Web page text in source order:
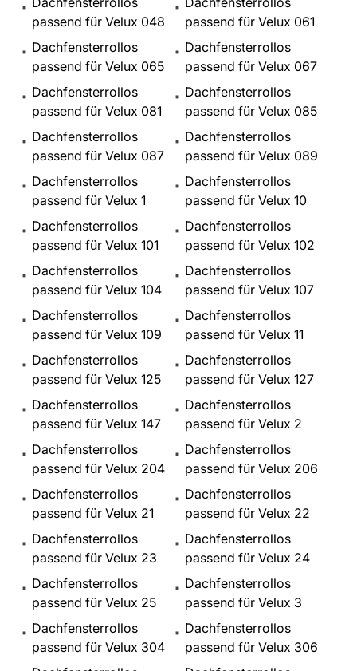
passend für Velux 048
passend für Velux 061
Dachfensterrollos
passend für Velux 065
Dachfensterrollos
passend für Velux 067
Dachfensterrollos
passend für Velux 081
Dachfensterrollos
passend für Velux 085
Dachfensterrollos
passend für Velux 087
Dachfensterrollos
passend für Velux 089
Dachfensterrollos
passend für Velux 1
Dachfensterrollos
passend für Velux 10
Dachfensterrollos
passend für Velux 101
Dachfensterrollos
passend für Velux 102
Dachfensterrollos
passend für Velux 104
Dachfensterrollos
passend für Velux 107
Dachfensterrollos
passend für Velux 109
Dachfensterrollos
passend für Velux 11
Dachfensterrollos
passend für Velux 125
Dachfensterrollos
passend für Velux 127
Dachfensterrollos
passend für Velux 147
Dachfensterrollos
passend für Velux 2
Dachfensterrollos
passend für Velux 204
Dachfensterrollos
passend für Velux 206
Dachfensterrollos
passend für Velux 21
Dachfensterrollos
passend für Velux 22
Dachfensterrollos
passend für Velux 23
Dachfensterrollos
passend für Velux 24
Dachfensterrollos
passend für Velux 25
Dachfensterrollos
passend für Velux 3
Dachfensterrollos
passend für Velux 304
Dachfensterrollos
passend für Velux 306